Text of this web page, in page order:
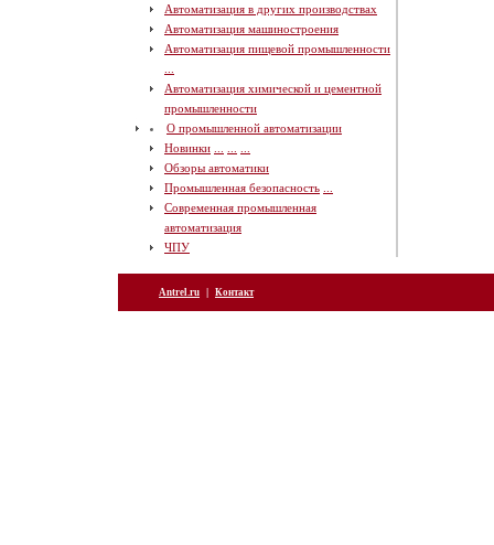
Автоматизация в других производствах
Автоматизация машиностроения
Автоматизация пищевой промышленности
Автоматизация химической и цементной
промышленности
О промышленной автоматизации
Новинки
Обзоры автоматики
Промышленная безопасность
Современная промышленная
автоматизация
ЧПУ
Antrel.ru | Контакт